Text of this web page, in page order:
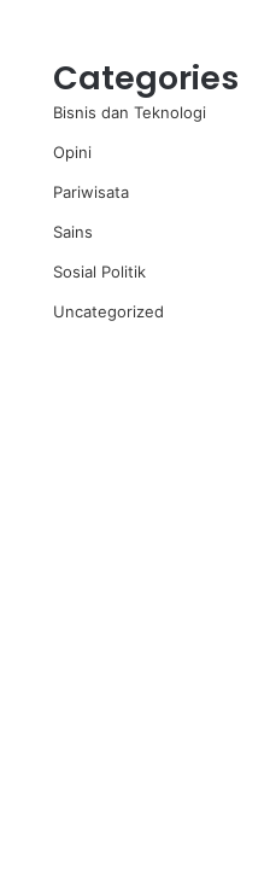
Categories
Bisnis dan Teknologi
Opini
Pariwisata
Sains
Sosial Politik
Uncategorized